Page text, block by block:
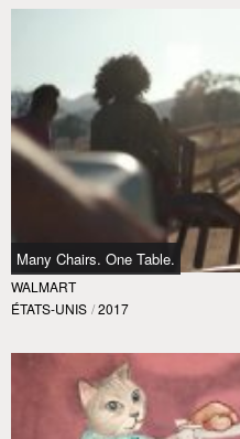
Many Chairs. One Table.
WALMART
ÉTATS-UNIS / 2017